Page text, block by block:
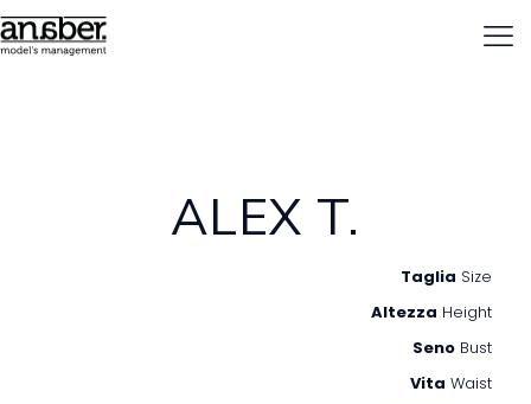
ALEX T.
Taglia Size
Altezza Height
Seno Bust
Vita Waist